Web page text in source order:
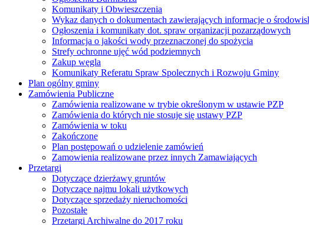
Komunikaty i Obwieszczenia
Wykaz danych o dokumentach zawierających informacje o
Ogłoszenia i komunikaty dot. spraw organizacji pozarządowych
Informacja o jakości wody przeznaczonej do spożycia
Strefy ochronne ujęć wód podziemnych
Zakup węgla
Komunikaty Referatu Spraw Spolecznych i Rozwoju Gminy
Plan ogólny gminy
Zamówienia Publiczne
Zamówienia realizowane w trybie określonym w ustawie PZP
Zamówienia do których nie stosuje się ustawy PZP
Zamówienia w toku
Zakończone
Plan postępowań o udzielenie zamówień
Zamowienia realizowane przez innych Zamawiających
Przetargi
Dotyczące dzierżawy gruntów
Dotyczące najmu lokali użytkowych
Dotyczące sprzedaży nieruchomości
Pozostałe
Przetargi Archiwalne do 2017 roku